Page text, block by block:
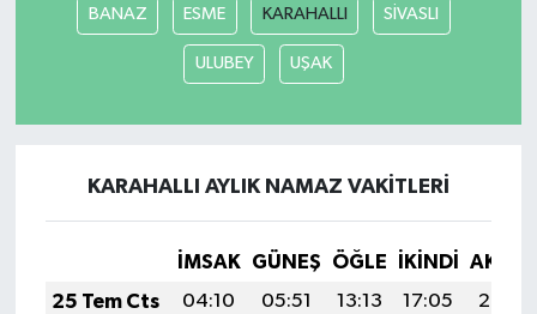
BANAZ ESME KARAHALLI SİVASLI
ULUBEY UŞAK
KARAHALLI AYLIK NAMAZ VAKITLERI
İMSAK GÜNEŞ ÖĞLE İKINDI
25 Tem Cts
04:10 05:51 13:13 17:05
20:26